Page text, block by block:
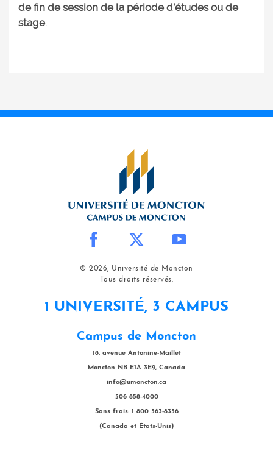
de fin de session de la période d’études ou de
stage.
© 2026, Université de Moncton
Tous droits réservés.
1 UNIVERSITÉ, 3 CAMPUS
Campus de Moncton
18, avenue Antonine-Maillet
Moncton NB E1A 3E9, Canada
info@umoncton.ca
506 858-4000
Sans frais: 1 800 363-8336
(Canada et États-Unis)